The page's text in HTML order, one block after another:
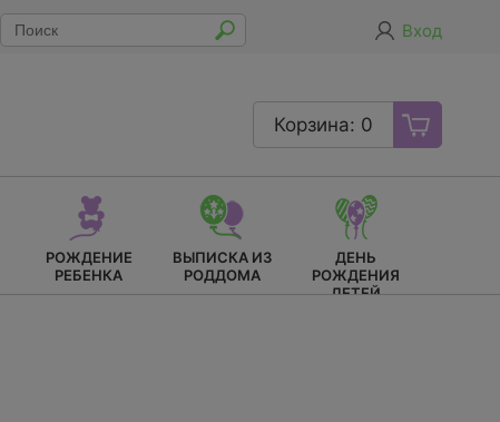
Вход
Корзина: 0
РОЖДЕНИЕ
РЕБЕНКА
ВЫПИСКА ИЗ
РОДДОМА
ДЕНЬ
РОЖДЕНИЯ
ДЕТЕЙ